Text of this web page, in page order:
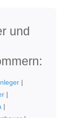
und
|
|
|